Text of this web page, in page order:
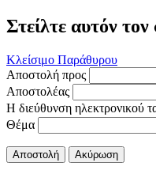
Στείλτε αυτόν
Κλείσιμο Παράθυρου
Αποστολή προς
Αποστολέας
Η διεύθυνση ηλεκτρονικού
Θέμα
Αποστολή Ακύρωση